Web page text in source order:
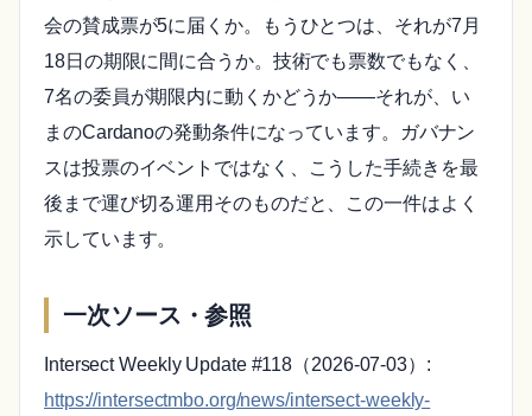
会の賛成票が5に届くか。もうひとつは、それが7月
18日の期限に間に合うか。技術でも票数でもなく、
7名の委員が期限内に動くかどうか——それが、い
まのCardanoの発動条件になっています。ガバナン
スは投票のイベントではなく、こうした手続きを最
後まで運び切る運用そのものだと、この一件はよく
示しています。
一次ソース・参照
Intersect Weekly Update #118（2026-07-03）:
https://intersectmbo.org/news/intersect-weekly-